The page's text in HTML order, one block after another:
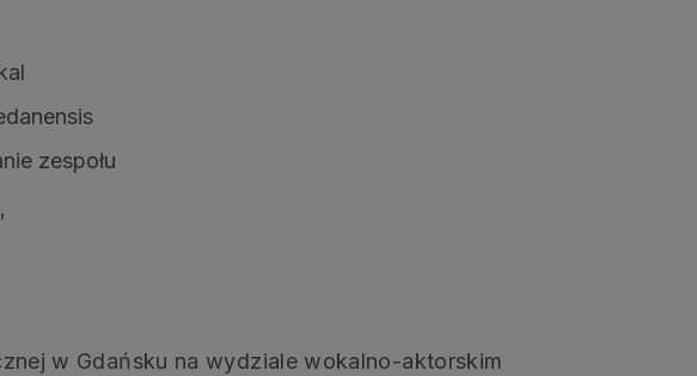
zespołu
w Gdańsku na wydziale wokalno-aktorskim